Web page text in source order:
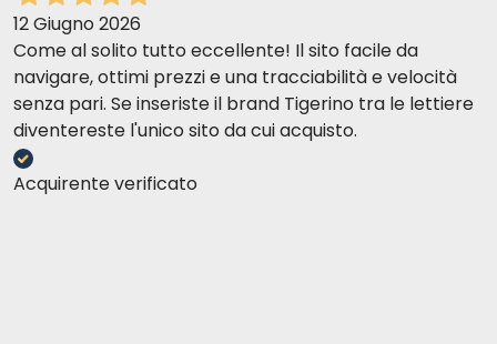
12 Giugno 2026
Come al solito tutto eccellente! Il sito facile da
navigare, ottimi prezzi e una tracciabilità e velocità
senza pari. Se inseriste il brand Tigerino tra le lettiere
diventereste l'unico sito da cui acquisto.
Acquirente verificato